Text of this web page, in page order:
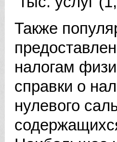
Также
налогам
справки о
нулевого